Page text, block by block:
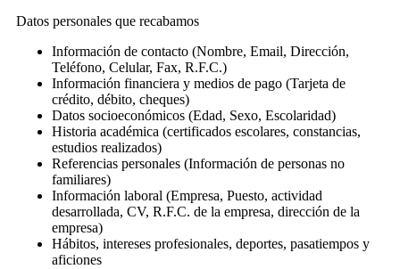
Datos personales que recabamos
Información de contacto (Nombre, Email, Dirección,
Teléfono, Celular, Fax, R.F.C.)
Información financiera y medios de pago (Tarjeta de
crédito, débito, cheques)
Datos socioeconómicos (Edad, Sexo, Escolaridad)
Historia académica (certificados escolares, constancias,
estudios realizados)
Referencias personales (Información de personas no
familiares)
Información laboral (Empresa, Puesto, actividad
desarrollada, CV, R.F.C. de la empresa, dirección de la
empresa)
Hábitos, intereses profesionales, deportes, pasatiempos y
aficiones